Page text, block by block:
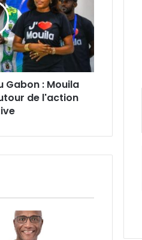
Gabon : Mouila
de l'action